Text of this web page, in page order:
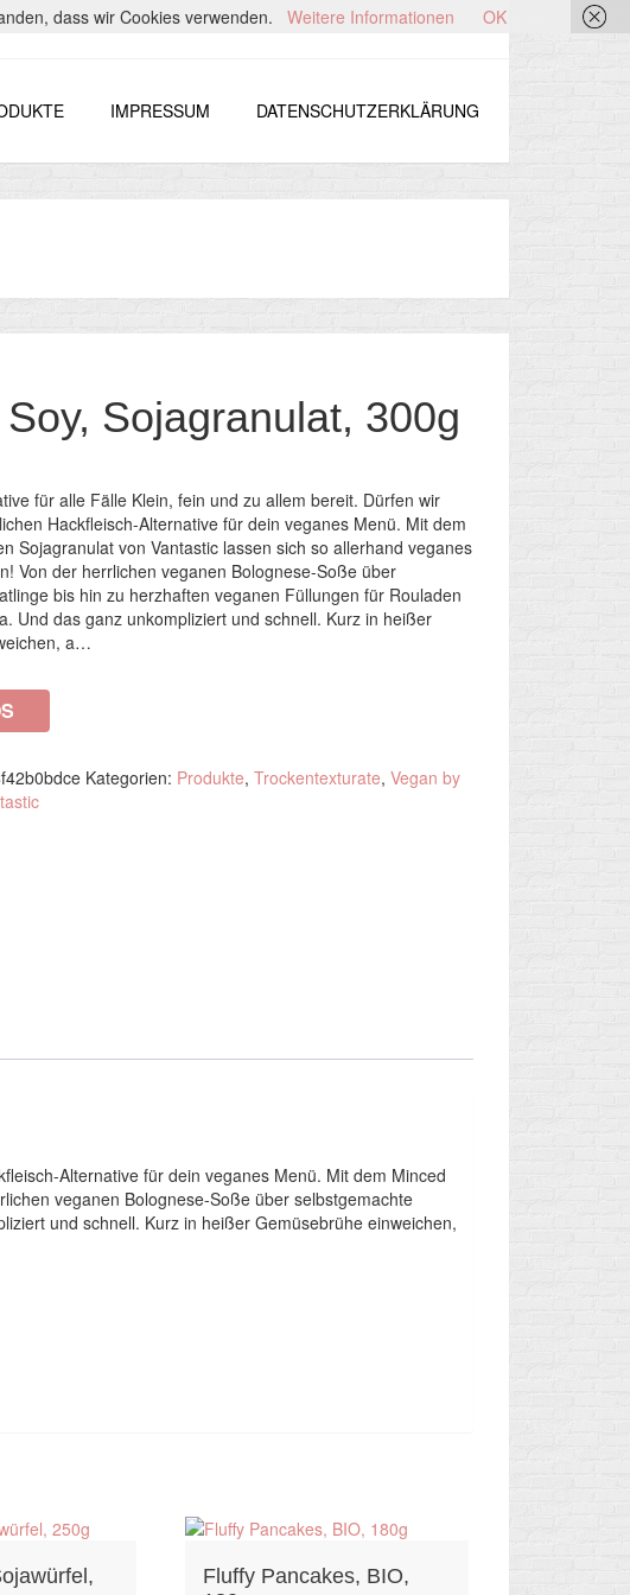
IMPRESSUM DATENSCHUTZERKLÄRUNG
Sojagranulat, 300g
für alle Fälle Klein, fein und zu allem bereit. Dürfen wir
Hackfleisch-Alternative für dein veganes Menü. Mit dem
Sojagranulat von Vantastic lassen sich so allerhand veganes
Von der herrlichen veganen Bolognese-Soße über
bis hin zu herzhaften veganen Füllungen für Rouladen
Und das ganz unkompliziert und schnell. Kurz in heißer
a…
Kategorien: Produkte, Trockentexturate, Vegan by
Alternative für dein veganes Menü. Mit dem Minced
veganen Bolognese-Soße über selbstgemachte
und schnell. Kurz in heißer Gemüsebrühe einweichen,
Fluffy Pancakes, BIO,
dass wir Cookies verwenden. Weitere Informationen OK